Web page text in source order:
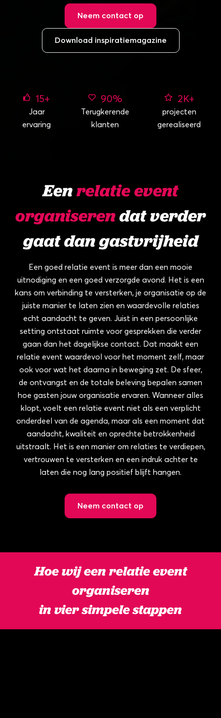
Neem contact op
Download inspiratiemagazine
15+
Jaar
ervaring
90%
Terugkerende
klanten
2 K+
projecten
gerealiseerd
Eenrelatie event
organiserendat verder
gaat dan gastvrijheid
Een goed relatie event is meer dan een mooie
uitnodiging en een goed verzorgde avond. Het is een
kans om verbinding te versterken, je organisatie op de
juiste manier te laten zien en waardevolle relaties
echt aandacht te geven. Juist in een persoonlijke
setting ontstaat ruimte voor gesprekken die verder
gaan dan het dagelijkse contact. Dat maakt een
relatie event waardevol voor het moment zelf, maar
ook voor wat het daarna in beweging zet. De sfeer,
de ontvangst en de totale beleving bepalen samen
hoe gasten jouw organisatie ervaren. Wanneer alles
klopt, voelt een relatie event niet als een verplicht
onderdeel van de agenda, maar als een moment dat
aandacht, kwaliteit en oprechte betrokkenheid
uitstraalt. Het is een manier om relaties te verdiepen,
vertrouwen te versterken en een indruk achter te
laten die nog lang positief blijft hangen.
Neem contact op
Hoe wij een relatie event
organiseren
in vier simpele stappen